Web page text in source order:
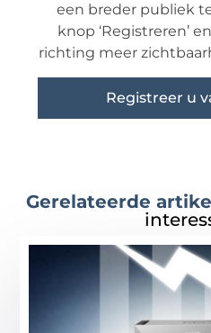
een breder publiek
knop ‘Registreren’
richting meer
Registreer u
Gerelateerde